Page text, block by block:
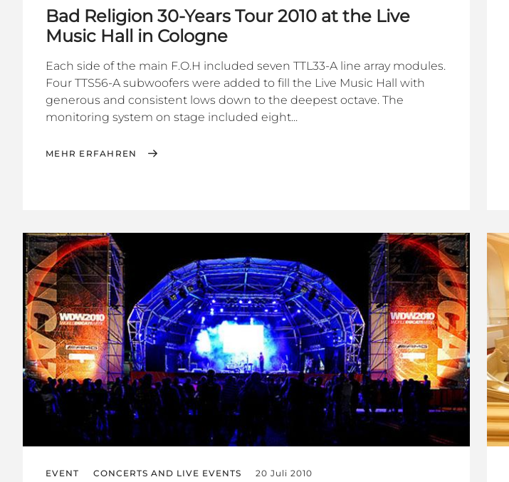
Bad Religion 30-Years Tour 2010 at the Live
Music Hall in Cologne
Each side of the main F.O.H included seven TTL33-A line array modules.
Four TTS56-A subwoofers were added to fill the Live Music Hall with
generous and consistent lows down to the deepest octave. The
monitoring system on stage included eight...
MEHR ERFAHREN
EVENT CONCERTS AND LIVE EVENTS 20 Juli 2010